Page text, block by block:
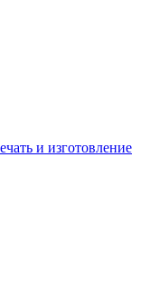
и изготовление